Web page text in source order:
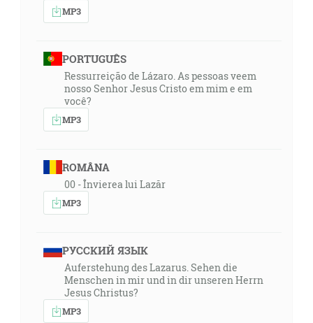
MP3
PORTUGUÊS
Ressurreição de Lázaro. As pessoas veem
nosso Senhor Jesus Cristo em mim e em
você?
MP3
ROMÂNA
00 - Învierea lui Lazăr
MP3
РУССКИЙ ЯЗЫК
Auferstehung des Lazarus. Sehen die
Menschen in mir und in dir unseren Herrn
Jesus Christus?
MP3